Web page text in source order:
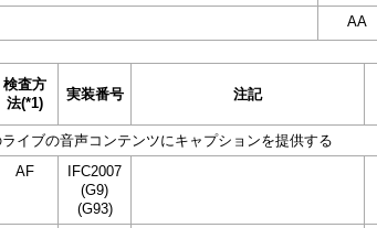
AA
検査方
法(*1)
実装番号 注記
イブの音声コンテンツにキャプションを提供する
AF
IFC2007
(G9)
(G93)